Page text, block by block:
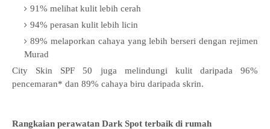
91% melihat kulit lebih cerah
94% perasan kulit lebih licin
89% melaporkan cahaya yang lebih berseri dengan rejimen
Murad
City Skin SPF 50 juga melindungi kulit daripada 96%
pencemaran* dan 89% cahaya biru daripada skrin.
Rangkaian perawatan Dark Spot terbaik di rumah